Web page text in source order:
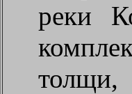
реки